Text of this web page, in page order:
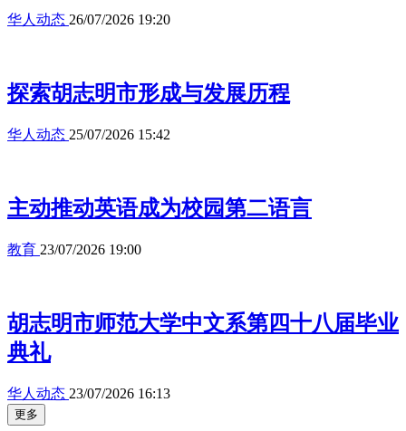
华人动态 26/07/2026 19:20
探索胡志明市形成与发展历程
华人动态 25/07/2026 15:42
主动推动英语成为校园第二语言
教育 23/07/2026 19:00
胡志明市师范大学中文系第四十八届毕业
典礼
华人动态 23/07/2026 16:13
更多